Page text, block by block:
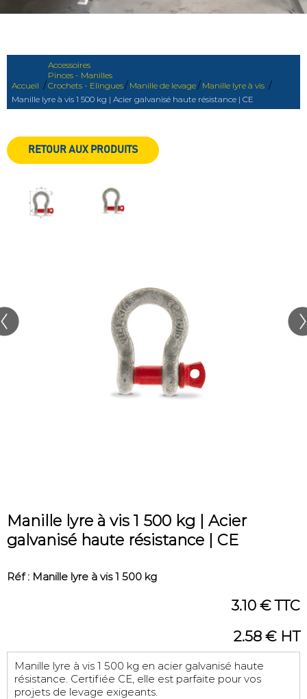
Accueil /
Accessoires
Pinces - Manilles
Crochets - Elingues/ Manille de levage/ Manille lyre à vis /
Manille lyre à vis 1 500 kg | Acier galvanisé haute résistance | CE
RETOUR AUX PRODUITS
Manille lyre à vis 1 500 kg | Acier
galvanisé haute résistance | CE
Réf : Manille lyre à vis 1 500 kg
3.10 € TTC
2.58 € HT
Manille lyre à vis 1 500 kg en acier galvanisé haute
résistance. Certifiée CE, elle est parfaite pour vos
projets de levage exigeants.